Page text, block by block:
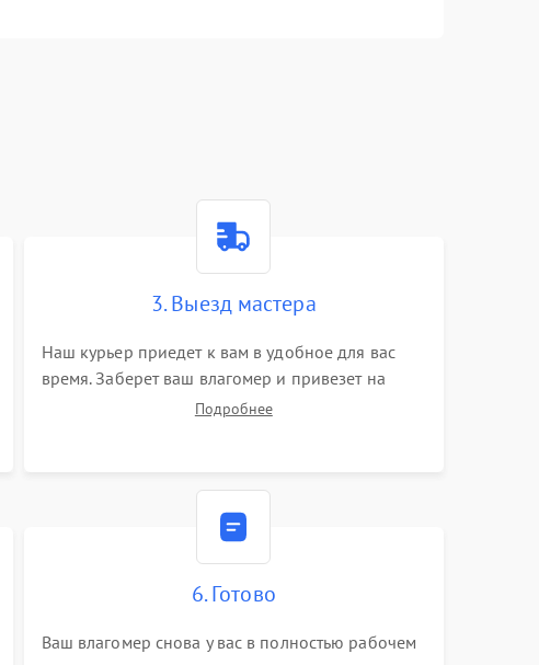
3. Выезд мастера
Наш курьер приедет к вам в удобное для вас
время. Заберет ваш влагомер и привезет на
склад для диагностики.Подробнее
6. Готово
Ваш влагомер снова у вас в полностью рабочем